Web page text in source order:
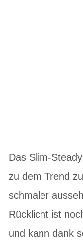
Das Slim-
zu dem Trend
schmaler
Rücklicht ist
und kann dank